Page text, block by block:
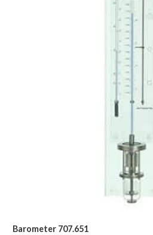
Barometer 707.651